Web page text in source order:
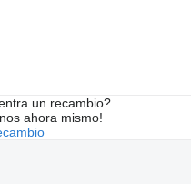
un recambio?
ahora mismo!